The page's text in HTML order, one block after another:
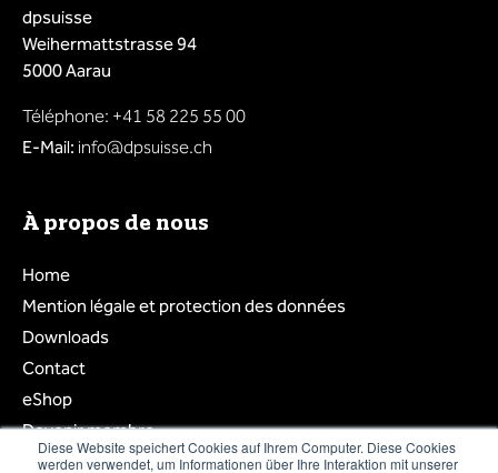
Diese Website speichert Cookies auf Ihrem Computer. Diese Cookies
werden verwendet, um Informationen über Ihre Interaktion mit unserer
dpsuisse
Weihermattstrasse 94
5000 Aarau
Téléphone: +41 58 225 55 00
E-Mail: info@dpsuisse.ch
À propos de nous
Home
Mention légale et protection des données
Downloads
Contact
eShop
Devenir membre
Login membre